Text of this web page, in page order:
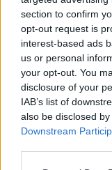
section to confirm
opt-out request is
interest-based ads
us or personal
your opt-out. You
disclosure of your
IAB’s list of
also be disclosed
Downstream